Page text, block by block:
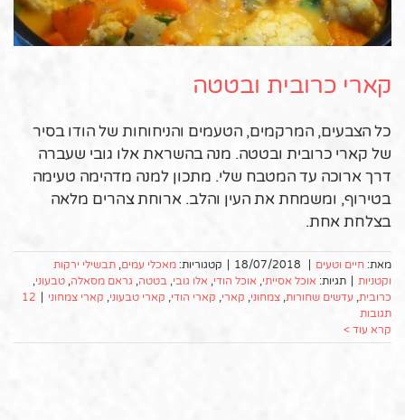
קארי כרובית ובטטה
כל הצבעים, המרקמים, הטעמים והניחוחות של הודו בסיר
של קארי כרובית ובטטה. מנה בהשראת אלו גובי שעברה
דרך ארוכה עד המטבח שלי. מתכון למנה מדהימה טעימה
בטירוף, ומשמחת את העין והלב. ארוחת צהרים מלאה
בצלחת אחת.
מאת: חיים וטעים |
18/07/2018
| קטגוריות: מאכלי עמים תבשילי ירקות
וקטניות | תגיות: אוכל אסייתי אוכל הודי אלו גובי בטטה גראם מסאלה טבעוני
כרובית עדשים שחורות צמחוני קארי קארי הודי קארי טבעוני קארי צמחוני |
12
תגובות
קרא עוד >